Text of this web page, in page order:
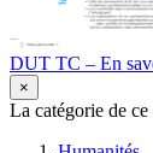
DUT TC – En
×
La catégorie de